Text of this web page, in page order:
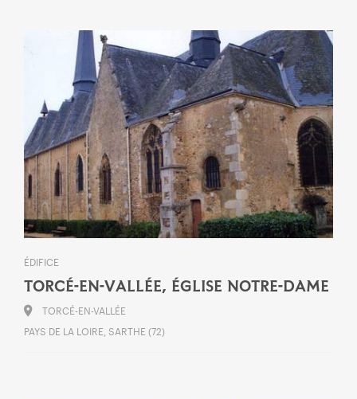
ÉDIFICE
TORCÉ-EN-VALLÉE, ÉGLISE NOTRE-DAME
TORCÉ-EN-VALLÉE
PAYS DE LA LOIRE, SARTHE (72)